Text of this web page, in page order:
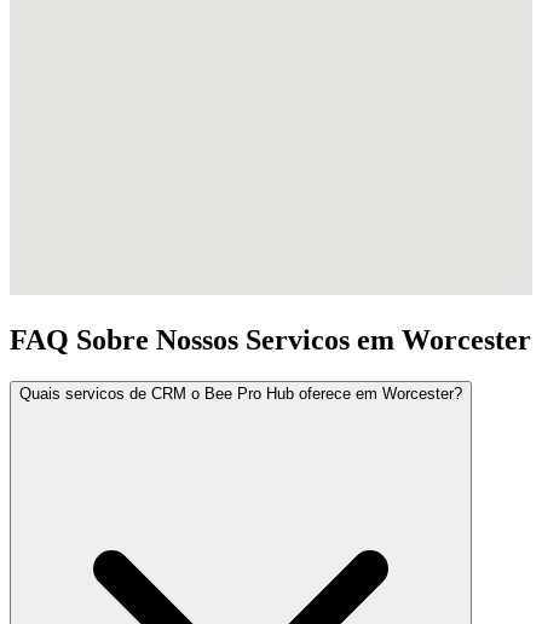
FAQ Sobre Nossos Servicos em Worcester
Quais servicos de CRM o Bee Pro Hub oferece em Worcester?